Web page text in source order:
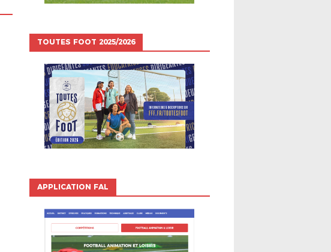
TOUTES FOOT 2025/2026
APPLICATION FAL